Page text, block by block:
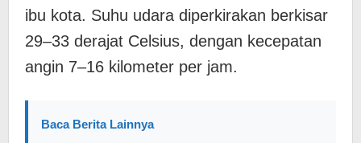
ibu kota. Suhu udara diperkirakan berkisar
29–33 derajat Celsius, dengan kecepatan
angin 7–16 kilometer per jam.
Baca Berita Lainnya